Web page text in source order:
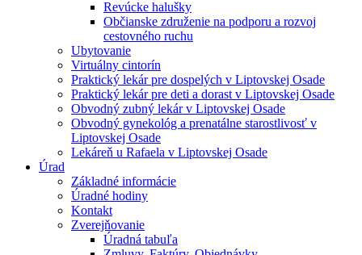
Revúcke halušky
Občianske združenie na podporu a rozvoj
cestovného ruchu
Ubytovanie
Virtuálny cintorín
Praktický lekár pre dospelých v Liptovskej Osade
Praktický lekár pre deti a dorast v Liptovskej Osade
Obvodný zubný lekár v Liptovskej Osade
Obvodný gynekológ a prenatálne starostlivosť v
Liptovskej Osade
Lekáreň u Rafaela v Liptovskej Osade
Úrad
Základné informácie
Úradné hodiny
Kontakt
Zverejňovanie
Úradná tabuľa